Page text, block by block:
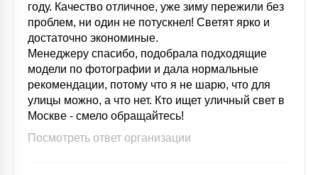
году. Качество отличное, уже зиму пережили без
проблем, ни один не потускнел! Светят ярко и
достаточно экономиные.
Менеджеру спасибо, подобрала подходящие
модели по фотографии и дала нормальные
рекомендации, потому что я не шарю, что для
улицы можно, а что нет. Кто ищет уличный свет в
Москве - смело обращайтесь!
Посмотреть ответ организации